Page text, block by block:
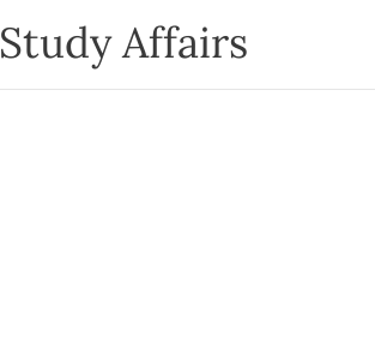
to
Study Affairs